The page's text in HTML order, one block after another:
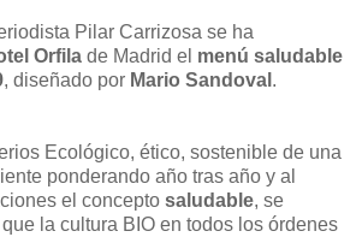
Pilar Carrizosa se ha
Orfila de Madrid el menú saludable
, diseñado por Mario Sandoval .
Ecológico, ético, sostenible de una
ponderando año tras año y al
el concepto saludable, se
la cultura BIO en todos los órdenes